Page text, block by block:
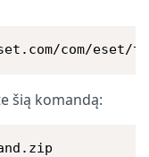
com/
šią komandą: